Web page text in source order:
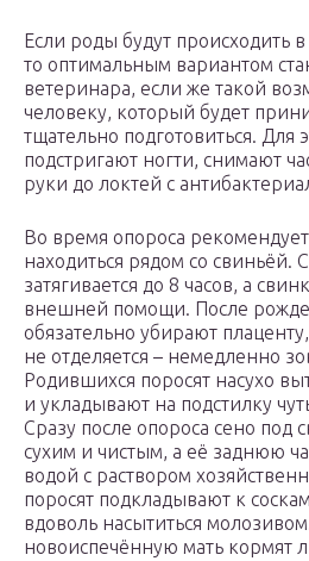
Если роды будут происходить
то оптимальным вариантом
ветеринара, если же такой
человеку, который будет
тщательно подготовиться. Для
подстригают ногти, снимают
руки до локтей с
Во время опороса
находиться рядом со свиньёй.
затягивается до 8 часов, а
внешней помощи. После
обязательно убирают
не отделяется – немедленно
Родившихся поросят насухо
и укладывают на подстилку
Сразу после опороса сено под
сухим и чистым, а её заднюю
водой с раствором
поросят подкладывают к
вдоволь насытиться
новоиспечённую мать кормят